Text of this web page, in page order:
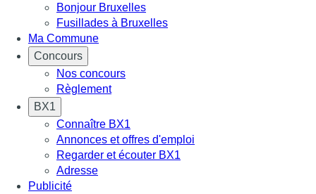
Bonjour Bruxelles
Fusillades à Bruxelles
Ma Commune
Concours
Nos concours
Règlement
BX1
Connaître BX1
Annonces et offres d'emploi
Regarder et écouter BX1
Adresse
Publicité